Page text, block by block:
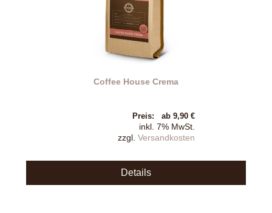
Coffee House Crema
Preis:
ab 9,90 €
inkl. 7% MwSt.
zzgl. Versandkosten
Details